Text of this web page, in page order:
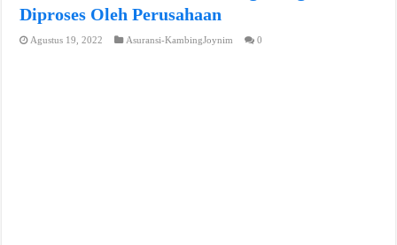
Diproses Oleh Perusahaan
Agustus 19, 2022 Asuransi-KambingJoynim 0